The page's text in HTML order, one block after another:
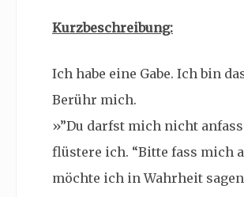
Kurzbeschreibung:
Ich habe eine Gabe. Ich bin
Berühr mich.
»”Du darfst mich nicht
flüstere ich. “Bitte fass mich
möchte ich in Wahrheit